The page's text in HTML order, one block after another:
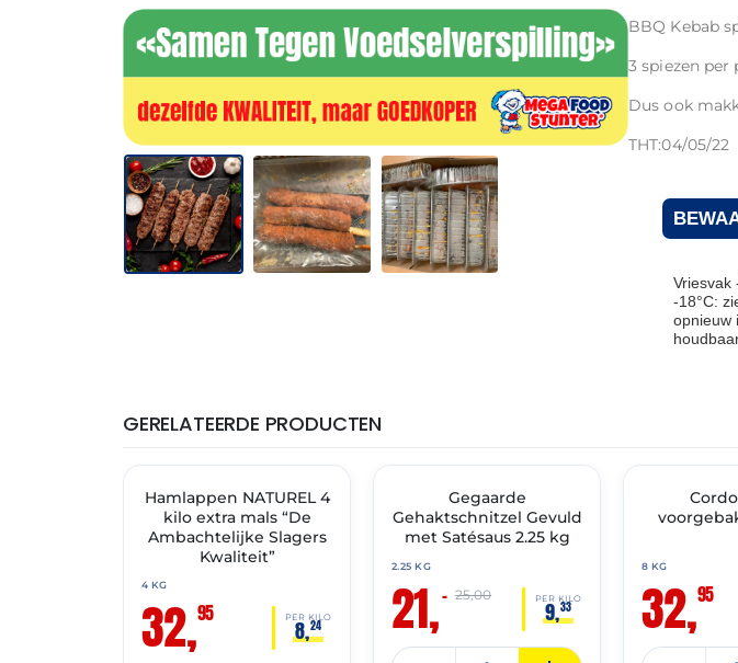
BBQ Kebab
3 spiezen per
Dus ook
THT:04/05/22
Vriesvak
-18°C:
opnieuw
GERELATEERDE PRODUCTEN
✓ VAST ASSORTIMENT
Hamlappen NATUREL 4
kilo extra mals “De
Ambachtelijke Slagers
Kwaliteit”
4 KG
32,95 PER KILO
8,24
🔥 OP=OPGegaarde
Gehaktschnitzel Gevuld
met Satésaus 2.25 kg
2.25 KG
21,– PER KILO
9,33
25,00
🔥 OP=OP
8 KG
32,95